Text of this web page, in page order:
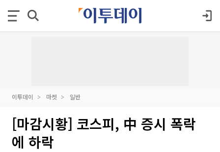
이투데이 마켓 일반
[마감시황] 코스피, 中 증시 폭락
에 하락